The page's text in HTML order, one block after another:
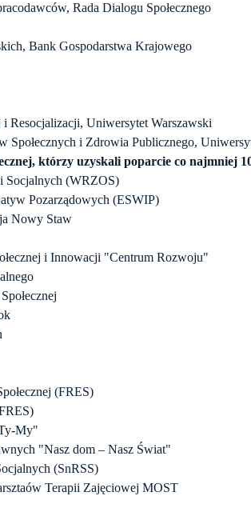
Rada Dialogu Społecznego
Bank Gospodarstwa Krajowego
Resocjalizacji, Uniwersytet Warszawski
Społecznych i Zdrowia Publicznego,
którzy uzyskali poparcie co najmniej
Socjalnych (WRZOS)
Pozarządowych (ESWIP)
Nowy Staw
i Innowacji "Centrum Rozwoju"
(FRES)
My"
"Nasz dom – Nasz Świat"
(SnRSS)
Terapii Zajęciowej MOST